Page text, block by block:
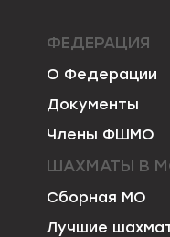
ФЕДЕРАЦИЯ
О Федерации
Документы
Члены ФШМО
ШАХМАТЫ В
Сборная МО
Лучшие